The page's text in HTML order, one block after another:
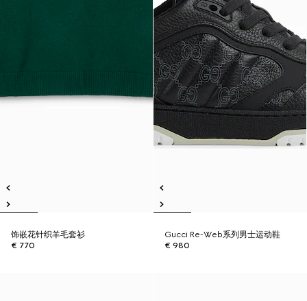
饰嵌花针织羊毛套衫
€ 770
Gucci Re-Web系列男士运动鞋
€ 980